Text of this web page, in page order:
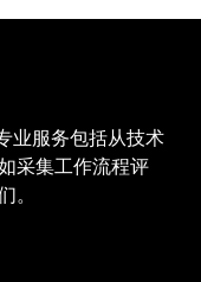
业服务包括从技术
采集工作流程评